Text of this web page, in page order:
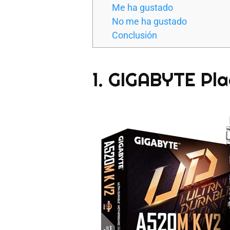
Me ha gustado
No me ha gustado
Conclusión
1. GIGABYTE